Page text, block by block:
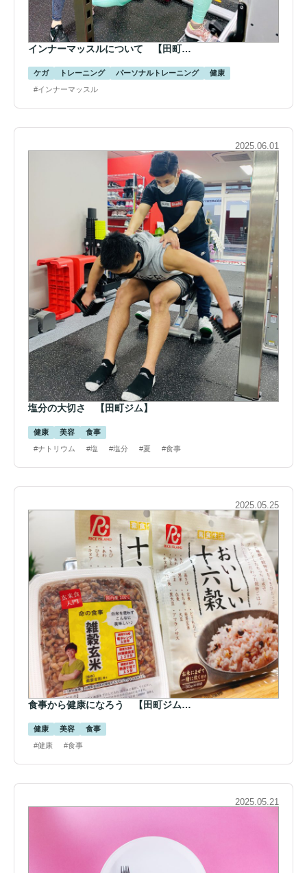
インナーマッスルについて 【田町…
ケガ トレーニング パーソナルトレーニング
健康
#インナーマッスル
2025.06.01
塩分の大切さ 【田町ジム】
健康 美容
食事
#ナトリウム
#塩 #塩分 #夏 #食事
2025.05.25
食事から健康になろう 【田町ジム…
健康 美容
食事
#健康
#食事
2025.05.21